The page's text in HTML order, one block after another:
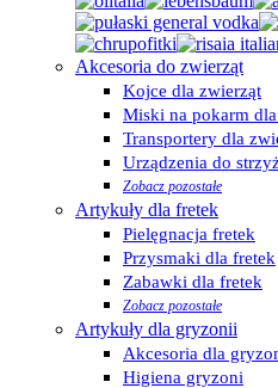
Akcesoria do zwierząt
Kojce dla zwierząt
Miski na pokarm
Transportery dla
Urządzenia do
Zobacz pozostałe
Artykuły dla fretek
Pielęgnacja fretek
Przysmaki dla fretek
Zabawki dla fretek
Zobacz pozostałe
Artykuły dla gryzonii
Akcesoria dla
Higiena gryzoni